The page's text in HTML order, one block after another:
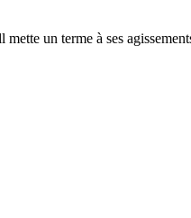
un terme à ses